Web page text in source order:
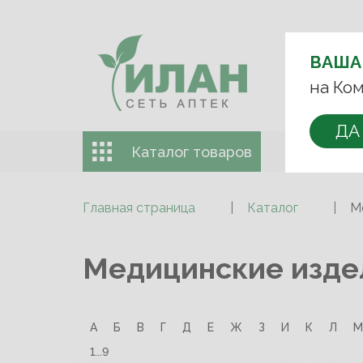
ВЫБЕРИТЕ
ВАША
на
ДА
+7
Каталог товаров Доставка
Главная страница Каталог
Медицинские
А Б В Г Д Е Ж З И К Л М
1...9